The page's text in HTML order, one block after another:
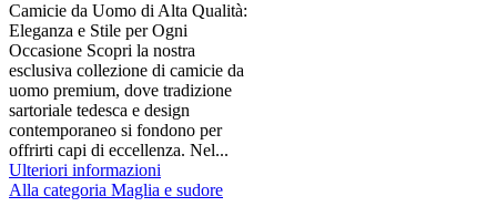
Camicie da Uomo di Alta Qualità:
Eleganza e Stile per Ogni
Occasione Scopri la nostra
esclusiva collezione di camicie da
uomo premium, dove tradizione
sartoriale tedesca e design
contemporaneo si fondono per
offrirti capi di eccellenza. Nel...
Ulteriori informazioni
Alla categoria Maglia e sudore